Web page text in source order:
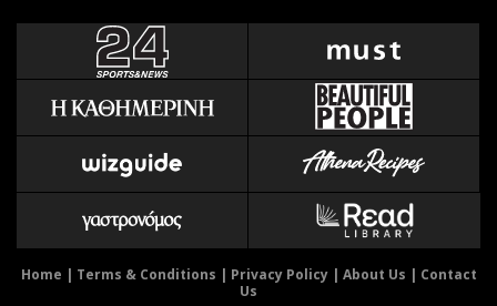
Home | Terms & Conditions | Privacy Policy| About Us | Contact
Us